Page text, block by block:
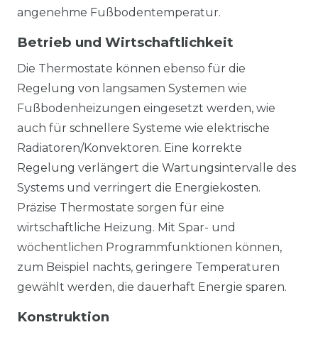
angenehme Fußbodentemperatur.
Betrieb und Wirtschaftlichkeit
Die Thermostate können ebenso für die
Regelung von langsamen Systemen wie
Fußbodenheizungen eingesetzt werden, wie
auch für schnellere Systeme wie elektrische
Radiatoren/Konvektoren. Eine korrekte
Regelung verlängert die Wartungsintervalle des
Systems und verringert die Energiekosten.
Präzise Thermostate sorgen für eine
wirtschaftliche Heizung. Mit Spar- und
wöchentlichen Programmfunktionen können,
zum Beispiel nachts, geringere Temperaturen
gewählt werden, die dauerhaft Energie sparen.
Konstruktion